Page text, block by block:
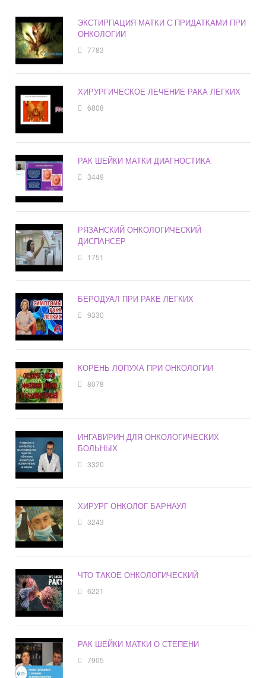
ЭКСТИРПАЦИЯ МАТКИ С ПРИДАТКАМИ ПРИ
ОНКОЛОГИИ
7783
ХИРУРГИЧЕСКОЕ ЛЕЧЕНИЕ РАКА ЛЕГКИХ
6808
РАК ШЕЙКИ МАТКИ ДИАГНОСТИКА
3449
РЯЗАНСКИЙ ОНКОЛОГИЧЕСКИЙ
ДИСПАНСЕР
1751
БЕРОДУАЛ ПРИ РАКЕ ЛЕГКИХ
9330
КОРЕНЬ ЛОПУХА ПРИ ОНКОЛОГИИ
8078
ИНГАВИРИН ДЛЯ ОНКОЛОГИЧЕСКИХ
БОЛЬНЫХ
3320
ХИРУРГ ОНКОЛОГ БАРНАУЛ
3243
ЧТО ТАКОЕ ОНКОЛОГИЧЕСКИЙ
6221
РАК ШЕЙКИ МАТКИ О СТЕПЕНИ
7905